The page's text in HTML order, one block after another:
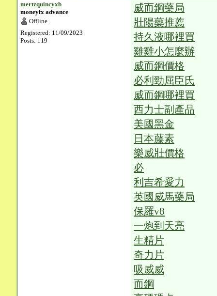
mertzquincyxb
moneyfx advance
Offline
Registered: 11/09/2023
Posts: 119
威而鋼藥局
壯陽藥推薦
持久液哪裡買
雞雞小怎麼辦
威而鋼價格
必利勁屈臣氏
威而鋼哪裡買
西力士副產品
美國黑金
日本藤素
樂威壯價格
必
利吉希愛力
英國威馬藥局
保羅v8
一炮到天亮
生精片
奇力片
吸威威
而鋼